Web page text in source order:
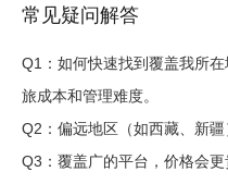
常见疑问解答
Q1：如何快速找到覆盖我所在
旅成本和管理难度。
Q2：偏远地区（如西藏、新
Q3：覆盖广的平台，价格会更